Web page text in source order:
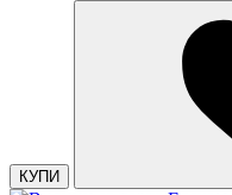
КУПИ